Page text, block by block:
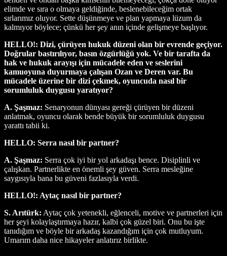
elimde ve sıra o olmaya geldiğinde, beslenebileceğim ortak
sırlarımız oluyor. Sette düşünmeye ve plan yapmaya lüzum da
kalmıyor böylece; çünkü her şey anın içinde gelişmeye başlıyor.
HELLO!: Dizi, çürüyen hukuk düzeni olan bir evrende geçiyor.
Doğrular bastırılıyor, basın özgürlüğü yok. Ve bir tarafta da
hak ve hukuk arayışı için mücadele eden ve seslerini
kamuoyuna duyurmaya çalışan Ozan ve Deren var. Bu
mücadele üzerine bir dizi çekmek, oyuncuda nasıl bir
sorumluluk duygusu yaratıyor?
A. Şaşmaz: Senaryonun dünyası gereği çürüyen bir düzeni
anlatmak, oyuncu olarak bende büyük bir sorumluluk duygusu
yarattı tabii ki.
HELLO: Serra nasıl bir partner?
A. Şaşmaz: Serra çok iyi bir yol arkadaşı bence. Disiplinli ve
çalışkan. Partnerlikte en önemli şey güven. Serra mesleğine
saygısıyla bana bu güveni fazlasıyla verdi.
HELLO!: Aytaç nasıl bir partner?
S. Arıtürk: Aytaç çok yetenekli, eğlenceli, motive ve partnerleri için
her şeyi kolaylaştırmaya hazır, kalbi çok güzel biri. Onu bu işte
tanıdığım ve böyle bir arkadaş kazandığım için çok mutluyum.
Umarım daha nice hikayeler anlatırız birlikte.